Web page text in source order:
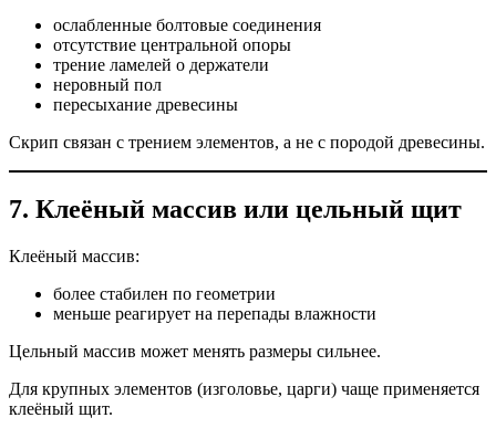
ослабленные болтовые соединения
отсутствие центральной опоры
трение ламелей о держатели
неровный пол
пересыхание древесины
Скрип связан с трением элементов, а не с породой древесины.
7. Клеёный массив или цельный щит
Клеёный массив:
более стабилен по геометрии
меньше реагирует на перепады влажности
Цельный массив может менять размеры сильнее.
Для крупных элементов (изголовье, царги) чаще применяется
клеёный щит.